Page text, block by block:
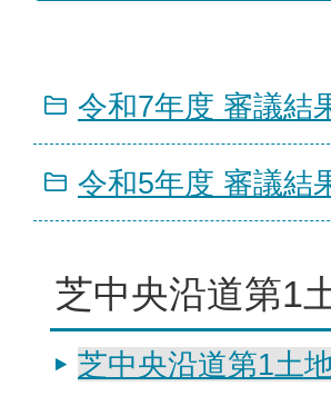
令和7年度 審議結
令和5年度 審議結
芝中央沿道第1
芝中央沿道第1土